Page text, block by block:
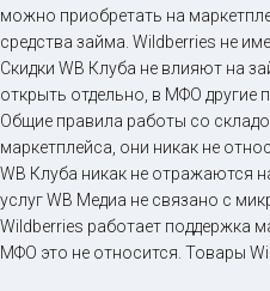
можно приобретать на
средства займа. Wildberries не
Скидки WB Клуба не влияют на
открыть отдельно, в МФО другие
Общие правила работы со
маркетплейса, они никак не
WB Клуба никак не отражаются
услуг WB Медиа не связано с
Wildberries работает поддержка
МФО это не относится. Товары